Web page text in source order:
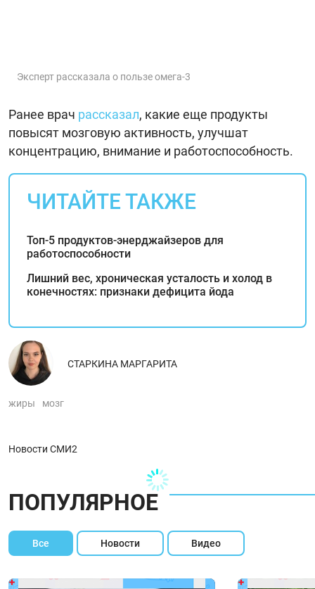
Эксперт рассказала о пользе омега-3
Ранее врач рассказал, какие еще продукты
повысят мозговую активность, улучшат
концентрацию, внимание и работоспособность.
ЧИТАЙТЕ ТАКЖЕ
Топ-5 продуктов-энерджайзеров для
работоспособности
Лишний вес, хроническая усталость и холод в
конечностях: признаки дефицита йода
СТАРКИНА МАРГАРИТА
жиры мозг
Новости СМИ2
ПОПУЛЯРНОЕ
Все Новости Видео